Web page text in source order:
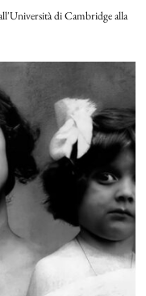
di Cambridge alla